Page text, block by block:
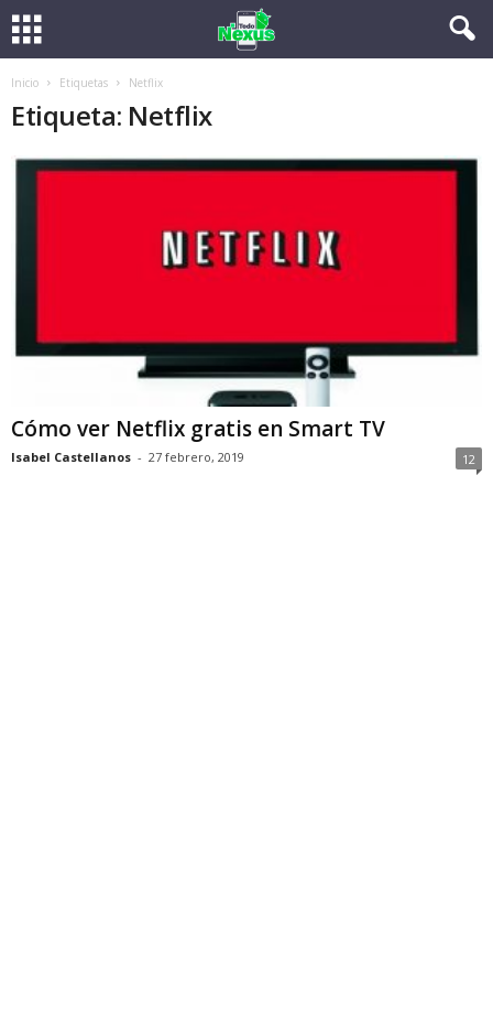
Inicio Etiquetas Netflix
Etiqueta: Netflix
Cómo ver Netflix gratis en Smart TV
Isabel Castellanos - 27 febrero, 2019 12